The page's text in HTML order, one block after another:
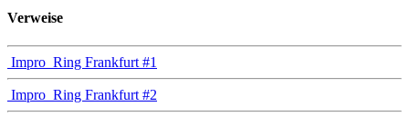
Verweise
Impro_Ring Frankfurt #1
Impro_Ring Frankfurt #2